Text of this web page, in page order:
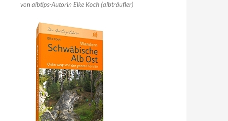
von albtips-Autorin Elke Koch (albträufler)